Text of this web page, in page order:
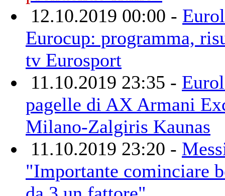
12.10.2019 00:00 -
Eurocup: programma,
tv Eurosport
11.10.2019 23:35 -
pagelle di AX Armani
Milano-Zalgiris Kaunas
11.10.2019 23:20 -
"Importante cominciare